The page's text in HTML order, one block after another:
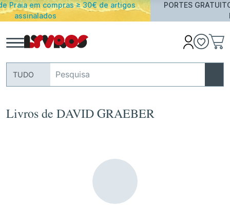
artigos
PORTES GRATUITOS em encomendas acima
Portugal Continental
TUDO
Livros de DAVID GRAEBER